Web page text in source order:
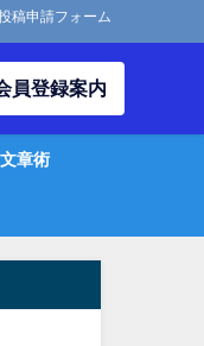
稿申請フォーム
員登録案内
章術